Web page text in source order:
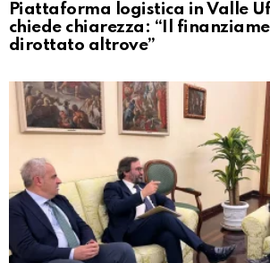
Piattaforma logistica in Valle
chiede chiarezza: “Il
dirottato altrove”